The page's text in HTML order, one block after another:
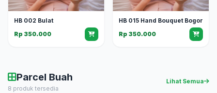
HB 002 Bulat
Rp 350.000
HB 015 Hand Bouquet Bogor
Rp 350.000
Parcel Buah
8 produk tersedia
Lihat Semua